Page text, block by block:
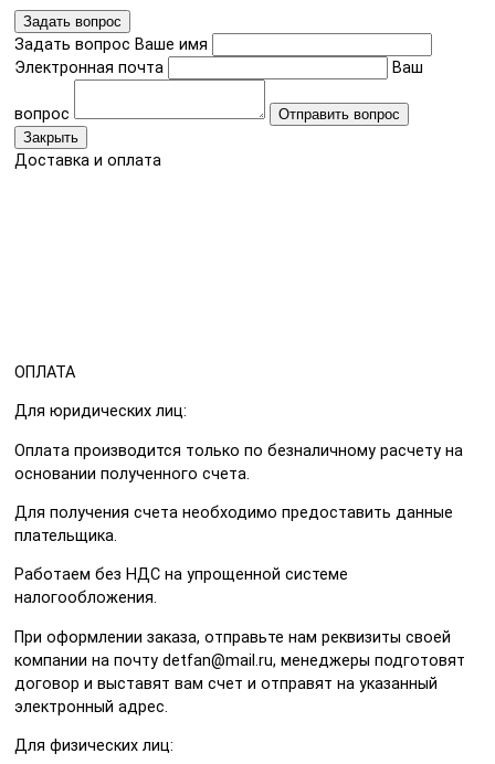
Задать вопрос
Задать вопрос Ваше имя
Электронная почта
Ваш
вопрос
Отправить вопрос
Закрыть
Доставка и оплата
ОПЛАТА
Для юридических лиц:
Оплата производится только по безналичному расчету на
основании полученного счета.
Для получения счета необходимо предоставить данные
плательщика.
Работаем без НДС на упрощенной системе
налогообложения.
При оформлении заказа, отправьте нам реквизиты своей
компании на почту detfan@mail.ru, менеджеры подготовят
договор и выставят вам счет и отправят на указанный
электронный адрес.
Для физических лиц: